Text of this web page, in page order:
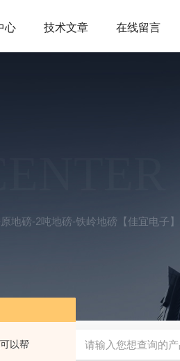
以帮
心 技术文章 在线留言
地磅-2吨地磅-铁岭地磅【佳宜电子】
准宽度-【上海佳宜】 钢瓶秤 云